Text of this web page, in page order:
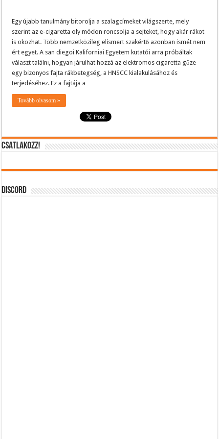
Egy újabb tanulmány bitorolja a szalagcímeket világszerte, mely
szerint az e-cigaretta oly módon roncsolja a sejteket, hogy akár rákot
is okozhat. Több nemzetközileg elismert szakértő azonban ismét nem
ért egyet. A san diegoi Kaliforniai Egyetem kutatói arra próbáltak
választ találni, hogyan járulhat hozzá az elektromos cigaretta gőze
egy bizonyos fajta rákbetegség, a HNSCC kialakulásához és
terjedéséhez. Ez a fajtája a …
Tovább olvasom »
CSATLAKOZZ!
DISCORD